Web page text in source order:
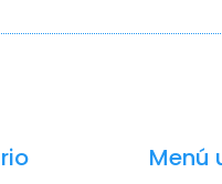
Menú